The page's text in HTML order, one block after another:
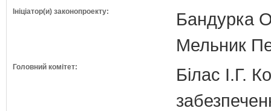
Ініціатор(и) законопроекту:
Бандурка
Мельник
Головний комітет:
Білас І.Г.